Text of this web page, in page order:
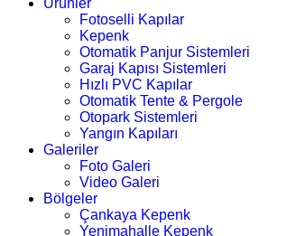
Ürünler
Fotoselli Kapılar
Kepenk
Otomatik Panjur Sistemleri
Garaj Kapısı Sistemleri
Hızlı PVC Kapılar
Otomatik Tente & Pergole
Otopark Sistemleri
Yangın Kapıları
Galeriler
Foto Galeri
Video Galeri
Bölgeler
Çankaya Kepenk
Yenimahalle Kepenk